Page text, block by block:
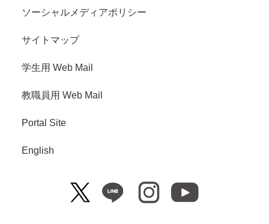
ソーシャルメディアポリシー
サイトマップ
学生用 Web Mail
教職員用 Web Mail
Portal Site
English